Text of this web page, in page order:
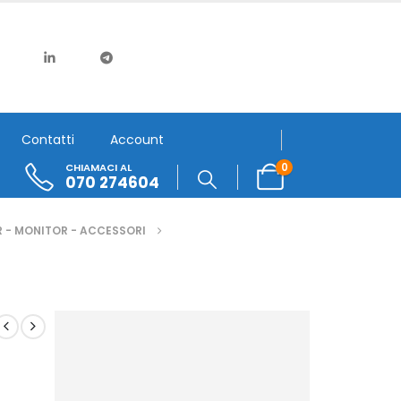
Contatti Account
CHIAMACI AL
070 274604
0
- MONITOR - ACCESSORI